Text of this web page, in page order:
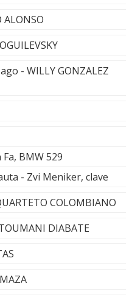
ALONSO
- WILLY GONZALEZ
BMW 529
- Zvi Meniker, clave
COLOMBIANO
DIABATE